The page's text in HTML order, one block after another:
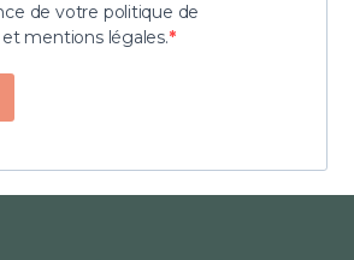
de votre politique de
mentions légales.